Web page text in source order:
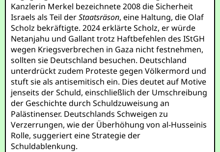
Kanzlerin Merkel bezeichnete 2008 die Sicherheit
Israels als Teil derStaatsräson, eine Haltung, die Olaf
Scholz bekräftigte. 2024 erklärte Scholz, er würde
Netanjahu und Gallant trotz Haftbefehlen des IStGH
wegen Kriegsverbrechen in Gaza nicht festnehmen,
sollten sie Deutschland besuchen. Deutschland
unterdrückt zudem Proteste gegen Völkermord und
stuft sie als antisemitisch ein. Dies deutet auf Motive
jenseits der Schuld, einschließlich der Umschreibung
der Geschichte durch Schuldzuweisung an
Palästinenser. Deutschlands Schweigen zu
Verzerrungen, wie der Überhöhung von al-Husseinis
Rolle, suggeriert eine Strategie der
Schuldablenkung.